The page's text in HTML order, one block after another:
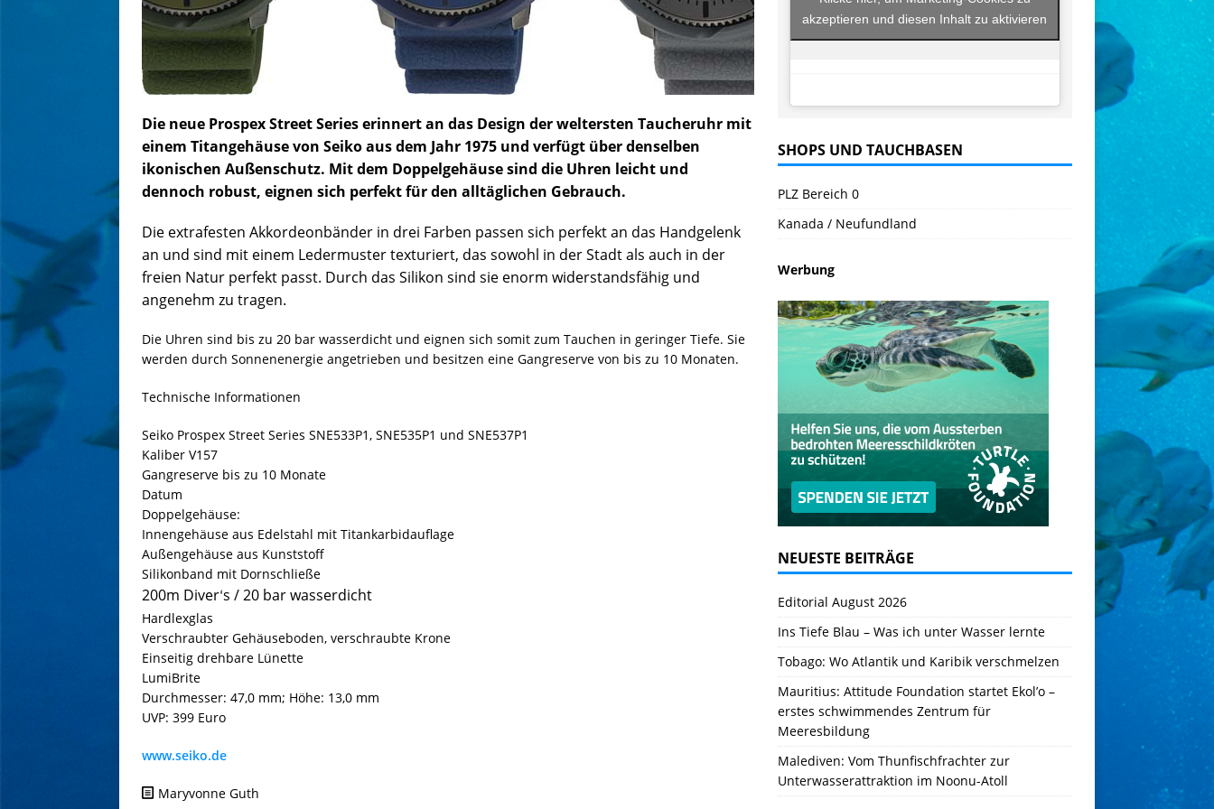
Die neue Prospex Street Series erinnert an das Design der weltersten Taucheruhr mit
einem Titangehäuse von Seiko aus dem Jahr 1975 und verfügt über denselben
ikonischen Außenschutz. Mit dem Doppelgehäuse sind die Uhren leicht und
dennoch robust, eignen sich perfekt für den alltäglichen Gebrauch.
Die extrafesten Akkordeonbänder in drei Farben passen sich perfekt an das Handgelenk
an und sind mit einem Ledermuster texturiert, das sowohl in der Stadt als auch in der
freien Natur perfekt passt. Durch das Silikon sind sie enorm widerstandsfähig und
angenehm zu tragen.
Die Uhren sind bis zu 20 bar wasserdicht und eignen sich somit zum Tauchen in geringer Tiefe. Sie
werden durch Sonnenenergie angetrieben und besitzen eine Gangreserve von bis zu 10 Monaten.
Technische Informationen
Seiko Prospex Street Series SNE533P1, SNE535P1 und SNE537P1
Kaliber V157
Gangreserve bis zu 10 Monate
Datum
Doppelgehäuse:
Innengehäuse aus Edelstahl mit Titankarbidauflage
Außengehäuse aus Kunststoff
Silikonband mit Dornschließe
200m Diver‘s / 20 bar wasserdicht
Hardlexglas
Verschraubter Gehäuseboden, verschraubte Krone
Einseitig drehbare Lünette
LumiBrite
Durchmesser: 47,0 mm; Höhe: 13,0 mm
UVP: 399 Euro
www.seiko.de
Maryvonne Guth
akzeptieren und diesen Inhalt zu aktivieren
SHOPS UND TAUCHBASEN
PLZ Bereich 0
Kanada / Neufundland
Werbung
NEUESTE BEITRÄGE
Editorial August 2026
Ins Tiefe Blau – Was ich unter Wasser lernte
Tobago: Wo Atlantik und Karibik verschmelzen
Mauritius: Attitude Foundation startet Ekol’o –
erstes schwimmendes Zentrum für
Meeresbildung
Malediven: Vom Thunfischfrachter zur
Unterwasserattraktion im Noonu-Atoll